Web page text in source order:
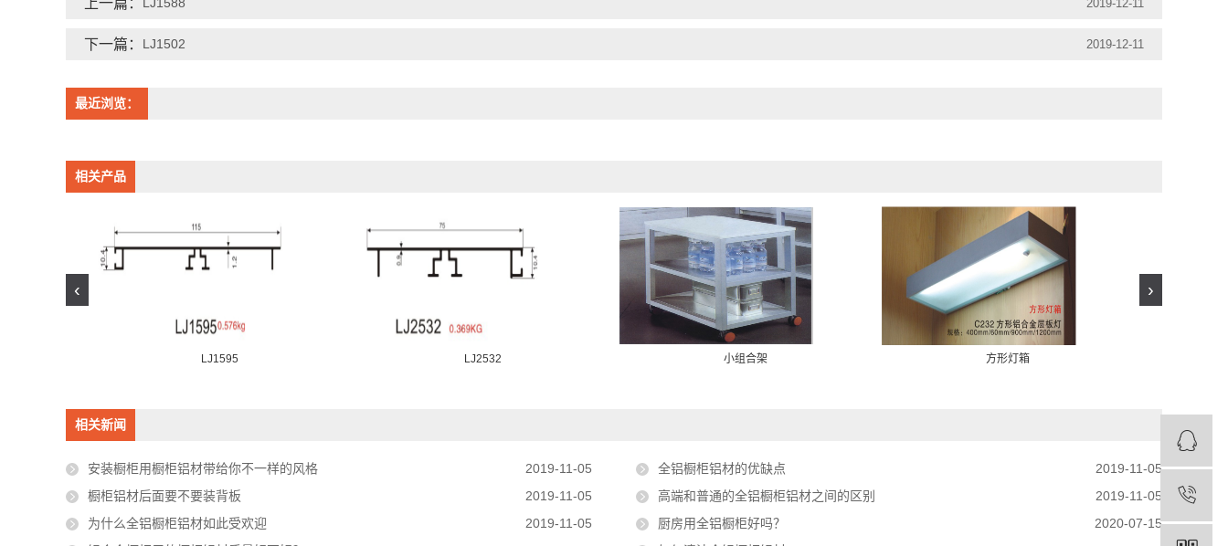
上一篇： 2019-12-11
下一篇： LJ1502 2019-12-11
最近浏览：
相关产品
LJ1595 LJ2532 小组合架 方形灯箱
‹ ›
相关新闻
安装橱柜用橱柜铝材带给你不一样的风格 2019-11-05 全铝橱柜铝材的优缺点
2019-11-05
橱柜铝材后面要不要装背板
2019-11-05 高端和普通的全铝橱柜铝材之间的区别
2019-11-05
为什么全铝橱柜铝材如此受欢迎
2019-11-05 厨房用全铝橱柜好吗？
2020-07-15